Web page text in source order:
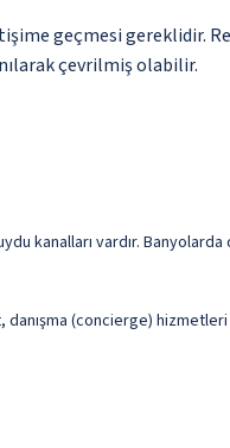
geçmesi gereklidir.
çevrilmiş olabilir.
kanalları vardır.
danışma (concierge)